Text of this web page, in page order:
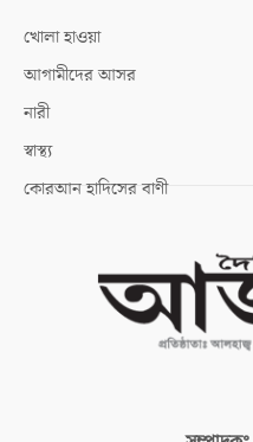
খোলা হাওয়া
আগামীদের আসর
নারী
স্বাস্থ্য
কোরআন হাদিসের বাণী